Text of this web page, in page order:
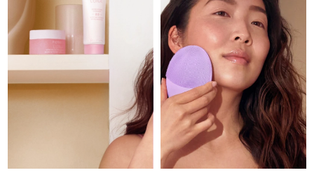
All deep facial hydration devices
FAQ™護膚品
All FAQ™ skincare
FAQ™產品
All anti-aging treatments
FAQ™護膚品
All FAQ™ skincare
FAQ™產品
All LED treatments
FAQ™產品
All hair treatments
FAQ™ skincare
All FAQ™ skincare
FAQ™ products
All toning treatments
脫毛
PEACH™ 2 Pro Max
Professional IPL hair removal device
PEACH™ 2
IPL hair removal
身體護理
BEAR™ 2 body
Microcurrent body toning
LUNA™ 4 body
Massaging body brush
ESPADA™ 2 plus
Recurring acne LED therapy
眼部護理
BEAR™ 2 eyes & lips
Microcurrent line smoothing device
法國 預計送達日期 8/11/26
法屬玻里尼西亞 預計送達日期 8/15/26
德國 預計送達日期 8/11/26
預計送達日期8/15/26
預計送達日期 8/11/26